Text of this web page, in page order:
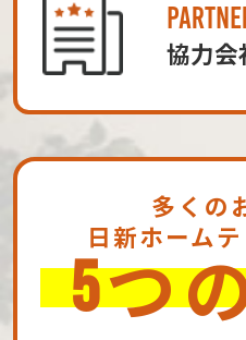
協力会
多くの
日新ホーム
5つ